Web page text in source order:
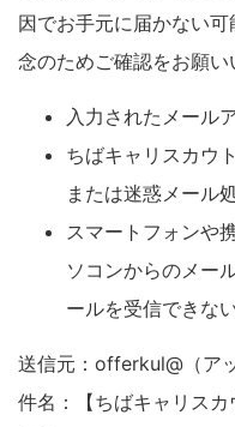
因でお手元に届かない可
念のためご確認をお願い
入力されたメール
ちばキャリスカウ
または迷惑メール
スマートフォンや
ソコンからのメー
ールを受信できな
送信元：offerkul@（ア
件名：【ちばキャリス